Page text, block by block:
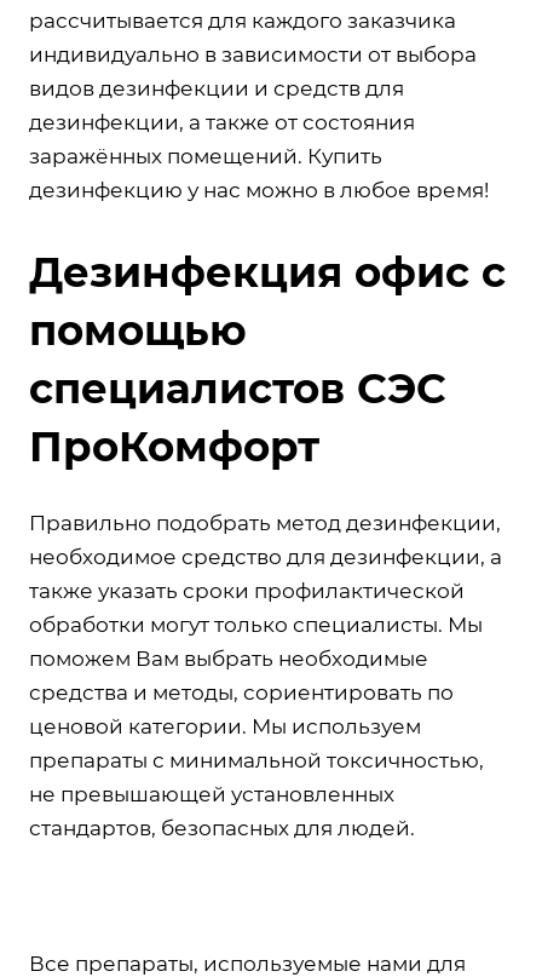
рассчитывается для каждого заказчика
индивидуально в зависимости от выбора
видов дезинфекции и средств для
дезинфекции, а также от состояния
заражённых помещений. Купить
дезинфекцию у нас можно в любое время!
Дезинфекция офис с
помощью
специалистов СЭС
ПроКомфорт
Правильно подобрать метод дезинфекции,
необходимое средство для дезинфекции, а
также указать сроки профилактической
обработки могут только специалисты. Мы
поможем Вам выбрать необходимые
средства и методы, сориентировать по
ценовой категории. Мы используем
препараты с минимальной токсичностью,
не превышающей установленных
стандартов, безопасных для людей.
Все препараты, используемые нами для